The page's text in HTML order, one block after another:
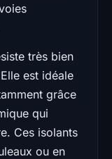
très bien
est idéale
grâce
qui
Ces isolants
ou en